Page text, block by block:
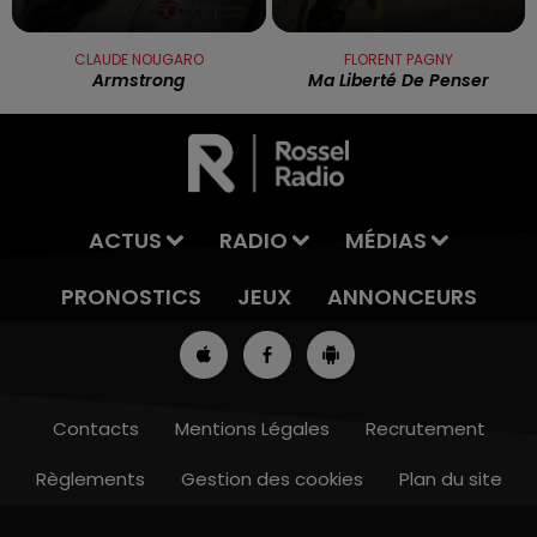
8h00 - 10h00
CLAUDE NOUGARO
Armstrong
FLORENT PAGNY
Ma Liberté De Penser
ACTUS RADIO
MÉDIAS
PRONOSTICS
JEUX ANNONCEURS
Contacts Mentions Légales
Recrutement
Règlements
Gestion des cookies Plan du site